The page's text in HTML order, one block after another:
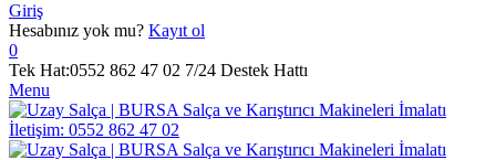
Giriş
Hesabınız yok mu? Kayıt ol
0
Tek Hat:0552 862 47 02 7/24 Destek Hattı
Menu